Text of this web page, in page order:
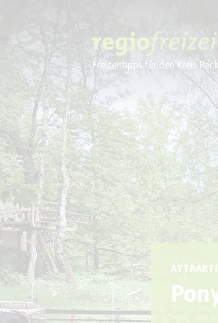
Freizeittipps für den Kreis